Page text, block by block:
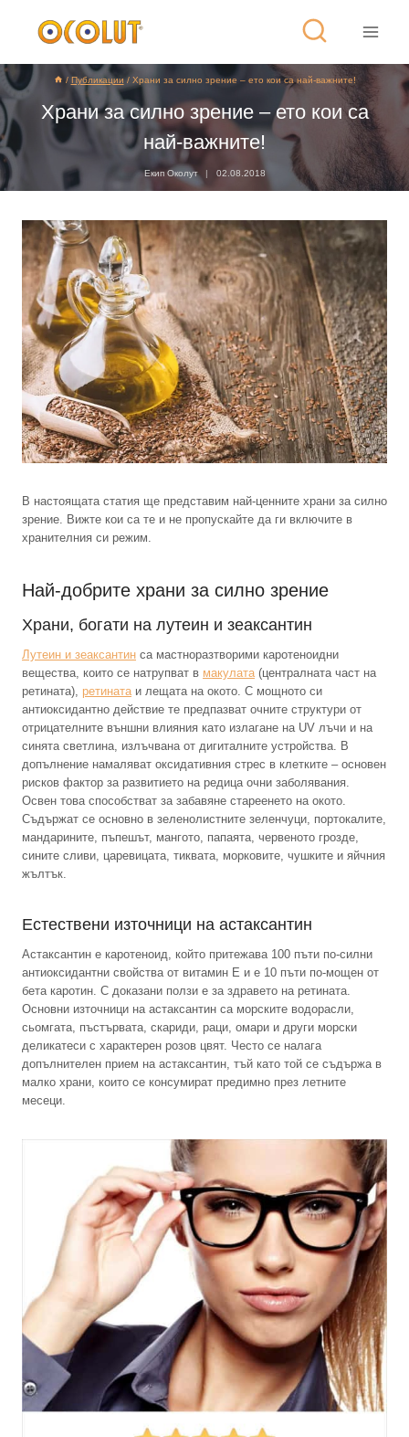
/ Публикации / Храни за силно зрение – ето кои са най-важните!
Храни за силно зрение – ето кои са
най-важните!
Екип Околут 02.08.2018
В настоящата статия ще представим най-ценните храни за силно
зрение. Вижте кои са те и не пропускайте да ги включите в
хранителния си режим.
Най-добрите храни за силно зрение
Храни, богати на лутеин и зеаксантин
Лутеин и зеаксантин са мастноразтворими каротеноидни
вещества, които се натрупват в макулата(централната част на
ретината), ретинатаи лещата на окото. С мощното си
антиоксидантно действие те предпазват очните структури от
отрицателните външни влияния като излагане на UV лъчи и на
синята светлина, излъчвана от дигиталните устройства. В
допълнение намаляват оксидативния стрес в клетките – основен
рисков фактор за развитието на редица очни заболявания.
Освен това способстват за забавяне стареенето на окото.
Съдържат се основно в зеленолистните зеленчуци, портокалите,
мандарините, пъпешът, мангото, папаята, червеното грозде,
сините сливи, царевицата, тиквата, морковите, чушките и яйчния
жълтък.
Естествени източници на астаксантин
Астаксантин е каротеноид, който притежава 100 пъти по-силни
антиоксидантни свойства от витамин E и е 10 пъти по-мощен от
бета каротин. С доказани ползи е за здравето на ретината.
Основни източници на астаксантин са морските водорасли,
сьомгата, пъстървата, скариди, раци, омари и други морски
деликатеси с характерен розов цвят. Често се налага
допълнителен прием на астаксантин, тъй като той се съдържа в
малко храни, които се консумират предимно през летните
месеци.